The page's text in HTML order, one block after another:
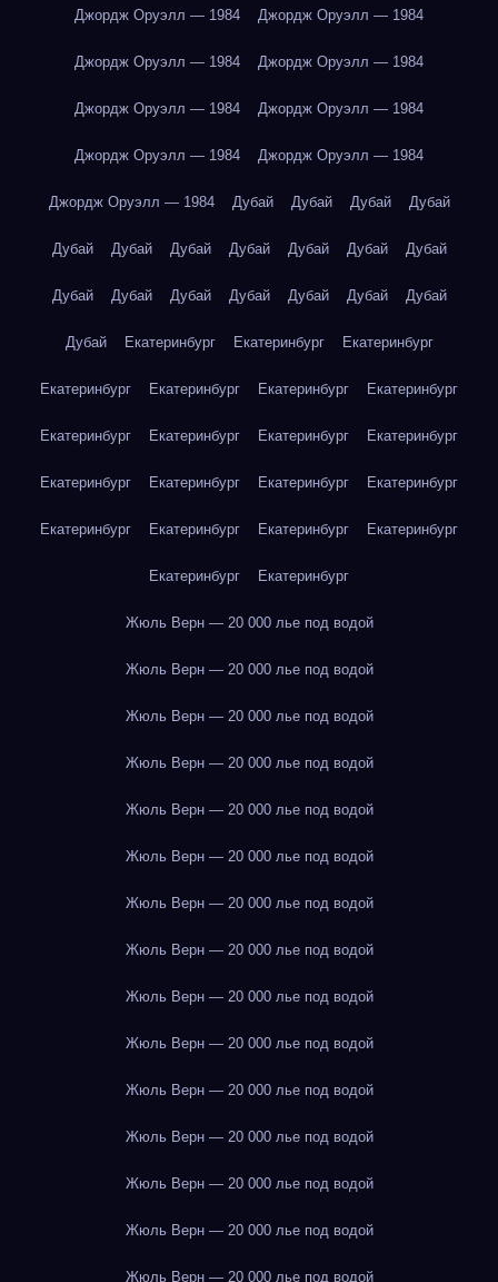
Джордж Оруэлл — 1984 Джордж Оруэлл — 1984
Джордж Оруэлл — 1984 Джордж Оруэлл — 1984
Джордж Оруэлл — 1984 Джордж Оруэлл — 1984
Джордж Оруэлл — 1984 Джордж Оруэлл — 1984
Джордж Оруэлл — 1984 Дубай Дубай Дубай Дубай
Дубай Дубай Дубай Дубай Дубай Дубай Дубай
Дубай Дубай Дубай Дубай Дубай Дубай Дубай
Дубай Екатеринбург Екатеринбург Екатеринбург
Екатеринбург Екатеринбург Екатеринбург Екатеринбург
Екатеринбург Екатеринбург Екатеринбург Екатеринбург
Екатеринбург Екатеринбург Екатеринбург Екатеринбург
Екатеринбург Екатеринбург Екатеринбург Екатеринбург
Екатеринбург Екатеринбург
Жюль Верн — 20 000 лье под водой
Жюль Верн — 20 000 лье под водой
Жюль Верн — 20 000 лье под водой
Жюль Верн — 20 000 лье под водой
Жюль Верн — 20 000 лье под водой
Жюль Верн — 20 000 лье под водой
Жюль Верн — 20 000 лье под водой
Жюль Верн — 20 000 лье под водой
Жюль Верн — 20 000 лье под водой
Жюль Верн — 20 000 лье под водой
Жюль Верн — 20 000 лье под водой
Жюль Верн — 20 000 лье под водой
Жюль Верн — 20 000 лье под водой
Жюль Верн — 20 000 лье под водой
Жюль Верн — 20 000 лье под водой